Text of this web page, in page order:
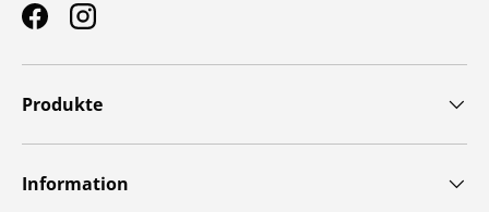
FacebookInstagram
Produkte
Information